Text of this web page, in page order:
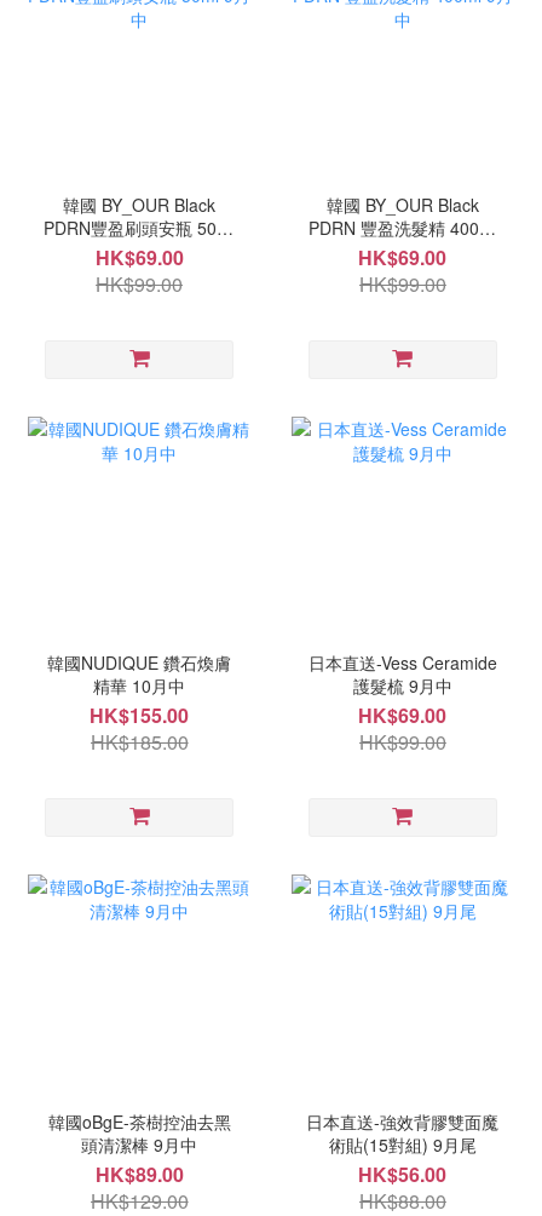
韓國 BY_OUR Black
PDRN豐盈刷頭安瓶 50ml
9月中
HK$69.00
HK$99.00
韓國 BY_OUR Black
PDRN 豐盈洗髮精 400ml
9月中
HK$69.00
HK$99.00
韓國NUDIQUE 鑽石煥膚
精華 10月中
HK$155.00
HK$185.00
日本直送-Vess Ceramide
護髮梳 9月中
HK$69.00
HK$99.00
韓國oBgE-茶樹控油去黑
頭清潔棒 9月中
HK$89.00
HK$129.00
日本直送-強效背膠雙面魔
術貼(15對組) 9月尾
HK$56.00
HK$88.00